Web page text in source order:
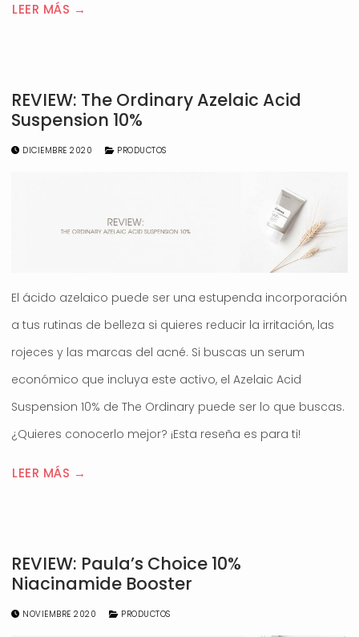
LEER MÁS →
REVIEW: The Ordinary Azelaic Acid
Suspension 10%
DICIEMBRE 2020 PRODUCTOS
El ácido azelaico puede ser una estupenda incorporación
a tus rutinas de belleza si quieres reducir la irritación, las
rojeces y las marcas del acné. Si buscas un serum
económico que incluya este activo, el Azelaic Acid
Suspension 10% de The Ordinary puede ser lo que buscas.
¿Quieres conocerlo mejor? ¡Esta reseña es para ti!
LEER MÁS →
REVIEW: Paula’s Choice 10%
Niacinamide Booster
NOVIEMBRE 2020 PRODUCTOS